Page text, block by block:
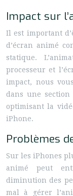
Impact sur
Il est important
d’écran animé
statique.
processeur et
impact, nous
dans une
optimisant la
iPhone.
Problèmes
Sur les iPhones
animé peut
diminution des
mal à gérer